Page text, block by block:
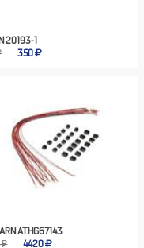
20193-1
350
ATHG67143
₽
4420